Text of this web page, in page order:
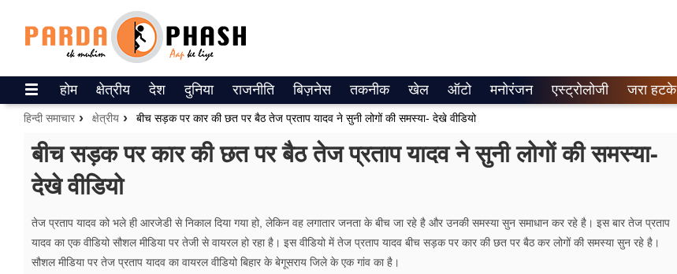
ePaper
वेब स्टोरीज
उत्तर प्रदेश
गैलरी
वीडियो
होम क्षेत्रीय देश दुनिया राजनीति बिज़नेस तकनीक खेल ऑटो मनोरंजन एस्ट्रोलोजी जरा हटके
हिन्दी समाचार क्षेत्रीय बीच सड़क पर कार की छत पर बैठ तेज प्रताप यादव ने सुनी लोगों की समस्या- देखे वीडियो
बीच सड़क पर कार की छत पर बैठ तेज प्रताप यादव ने सुनी लोगों की समस्या-
देखे वीडियो
तेज प्रताप यादव को भले ही आरजेडी से निकाल दिया गया हो, लेकिन वह लगातार जनता के बीच जा रहे है और उनकी समस्या सुन समाधान कर रहे है। इस बार तेज प्रताप
यादव का एक वीडियो सौशल मीडिया पर तेजी से वायरल हो रहा है। इस वीडियो में तेज प्रताप यादव बीच सड़क पर कार की छत पर बैठ कर लोगों की समस्या सुन रहे है।
सौशल मीडिया पर तेज प्रताप यादव का वायरल वीडियो बिहार के बेगूसराय जिले के एक गांव का है।